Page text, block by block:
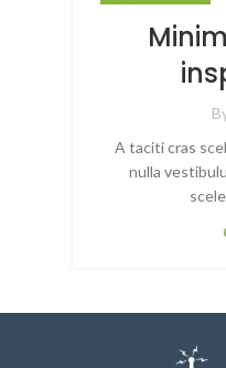
A taciti cras
nulla